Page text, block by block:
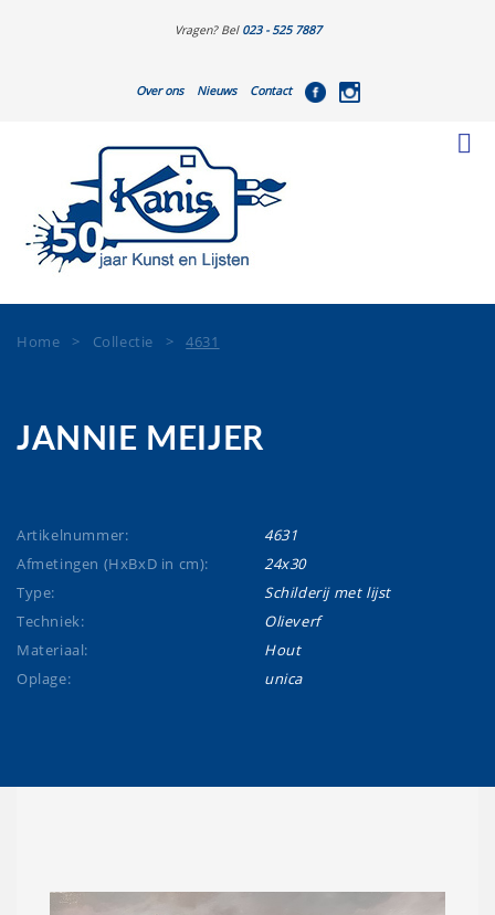
Vragen? Bel 023 - 525 7887
Over ons Nieuws Contact
Home > Collectie >4631
JANNIE MEIJER
Artikelnummer:
4631
Afmetingen (HxBxD in cm):
24x30
Type:
Schilderij met lijst
Techniek:
Olieverf
Materiaal:
Hout
Oplage:
unica